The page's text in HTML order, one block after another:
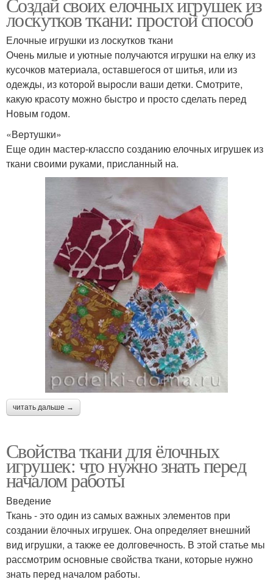
лоскутков ткани: простой способ
Елочные игрушки из лоскутков ткани
Очень милые и уютные получаются игрушки на елку из
кусочков материала, оставшегося от шитья, или из
одежды, из которой выросли ваши детки. Смотрите,
какую красоту можно быстро и просто сделать перед
Новым годом.
«Вертушки»
Еще один мастер-класспо созданию елочных игрушек из
ткани своими руками, присланный на.
читать дальше →
Свойства ткани для ёлочных
игрушек: что нужно знать перед
началом работы
Введение
Ткань - это один из самых важных элементов при
создании ёлочных игрушек. Она определяет внешний
вид игрушки, а также ее долговечность. В этой статье мы
рассмотрим основные свойства ткани, которые нужно
знать перед началом работы.